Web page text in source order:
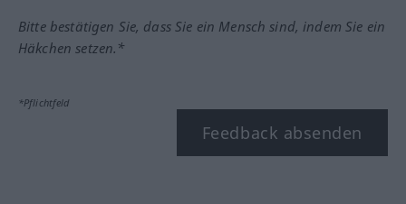
Bitte bestätigen Sie, dass Sie ein Mensch sind, indem Sie ein
Häkchen setzen.*
*Pflichtfeld
Feedback absenden